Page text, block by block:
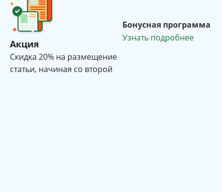
Акция
Cкидка 20% на размещение
статьи, начиная со второй
Бонусная программа
Узнать подробнее